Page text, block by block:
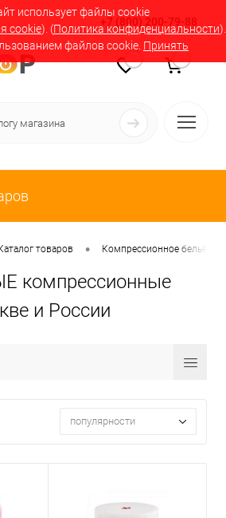
использует файлы cookie
cookie). (Политика конфиденциальности).
файлов cookie. Принять
+7 (800) 200-79-88
товаров • Компрессионное бельё в
компрессионные
и России
популярности